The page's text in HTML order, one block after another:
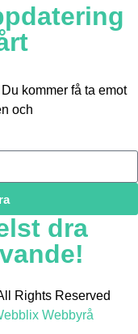
kommer få ta emot
och
dra
Rights Reserved
Webbyrå